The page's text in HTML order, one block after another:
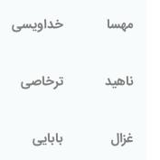
مهسا خداویسی
ناهید ترخاصی
غزال بابایی